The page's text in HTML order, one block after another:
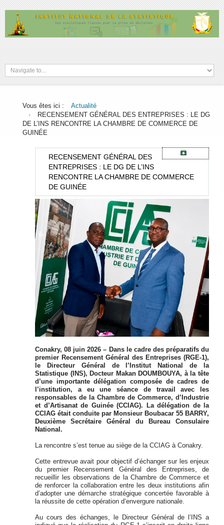
Vous êtes ici :
Actualité
RECENSEMENT GÉNÉRAL DES ENTREPRISES : LE DG
DE L’INS RENCONTRE LA CHAMBRE DE COMMERCE DE
GUINÉE
RECENSEMENT GÉNÉRAL DES
ENTREPRISES : LE DG DE L’INS
RENCONTRE LA CHAMBRE DE COMMERCE
DE GUINÉE
Conakry, 08 juin 2026 – Dans le cadre des préparatifs du
premier Recensement Général des Entreprises (RGE-1),
le Directeur Général de l’Institut National de la
Statistique (INS), Docteur Makan DOUMBOUYA, à la tête
d’une importante délégation composée de cadres de
l’institution, a eu une séance de travail avec les
responsables de la Chambre de Commerce, d’Industrie
et d’Artisanat de Guinée (CCIAG). La délégation de la
CCIAG était conduite par Monsieur Boubacar 55 BARRY,
Deuxième Secrétaire Général du Bureau Consulaire
National.
La rencontre s’est tenue au siège de la CCIAG à Conakry.
Cette entrevue avait pour objectif d’échanger sur les enjeux
du premier Recensement Général des Entreprises, de
recueillir les observations de la Chambre de Commerce et
de renforcer la collaboration entre les deux institutions afin
d’adopter une démarche stratégique concertée favorable à
la réussite de cette opération d’envergure nationale.
Au cours des échanges, le Directeur Général de l’INS a